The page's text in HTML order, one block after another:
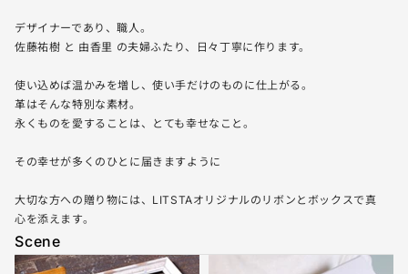
デザイナーであり、職人。
佐藤祐樹 と 由香里 の夫婦ふたり、日々丁寧に作ります。
使い込めば温かみを増し、使い手だけのものに仕上がる。
革はそんな特別な素材。
永くものを愛することは、とても幸せなこと。
その幸せが多くのひとに届きますように
大切な方への贈り物には、LITSTAオリジナルのリボンとボックスで真
心を添えます。
Scene